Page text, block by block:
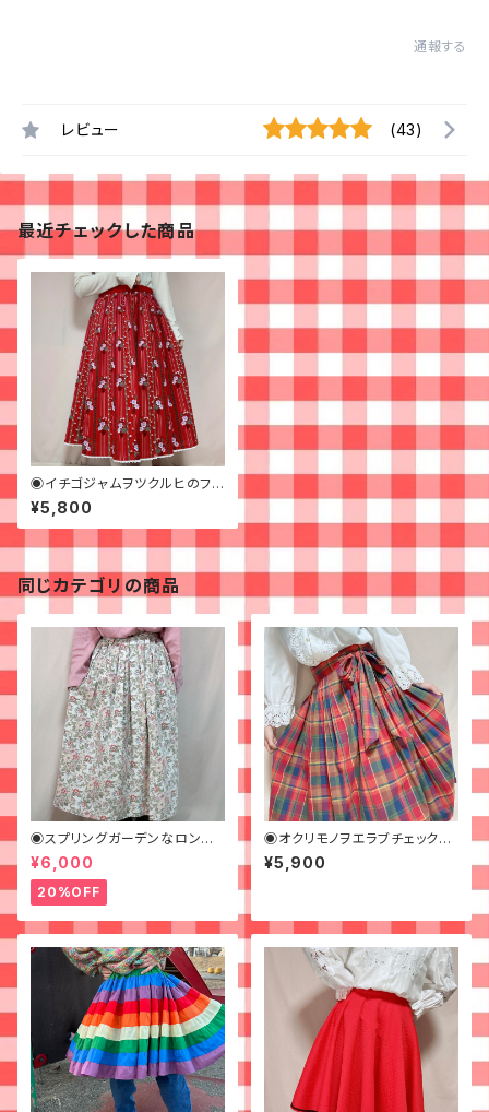
通報する
レビュー (43)
最近チェックした商品
◉イチゴジャムヲツクルヒのフレ
アスカート◉古着70-80s
¥5,800
同じカテゴリの商品
◉スプリングガーデンなロング
スカート◉ 古着 花柄 クリーム
ピンク 春
¥6,000
20%OFF
◉オクリモノヲエラブチェックな
ラップスカート◉古着
¥5,900